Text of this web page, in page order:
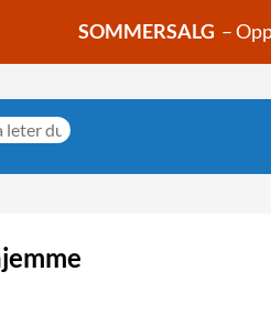
SOMMERSALG –